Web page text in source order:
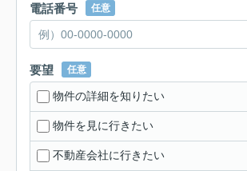
電話番号 任意
要望 任意
物件の詳細を知りたい
物件を見に行きたい
不動産会社に行きたい